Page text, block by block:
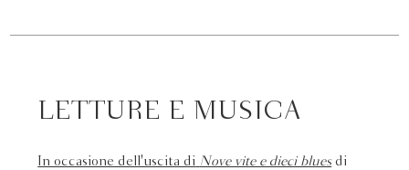
LETTURE E MUSICA
In occasione dell'uscita di Nove vite e dieci blues di